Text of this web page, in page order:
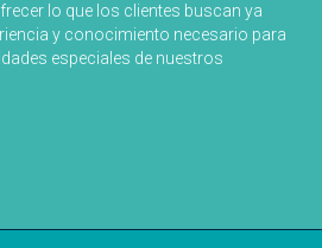
lo que los clientes buscan ya
y conocimiento necesario para
especiales de nuestros